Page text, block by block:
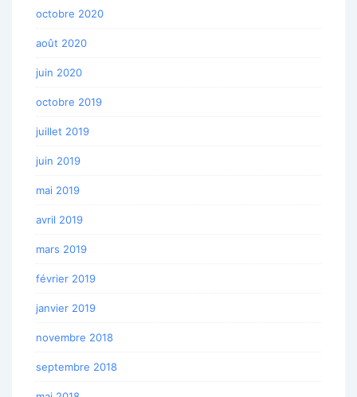
octobre 2020
août 2020
juin 2020
octobre 2019
juillet 2019
juin 2019
mai 2019
avril 2019
mars 2019
février 2019
janvier 2019
novembre 2018
septembre 2018